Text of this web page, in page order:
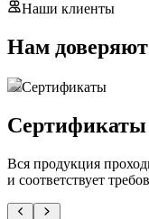
Наши клиенты
Нам доверяют
Сертификаты
Вся продукция
и соответствует